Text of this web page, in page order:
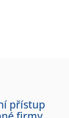
přístup